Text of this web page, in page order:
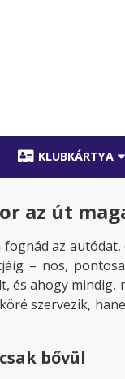
KLUBKÁRTYA
az út
az
– nos,
és ahogy
szervezik,
bővül